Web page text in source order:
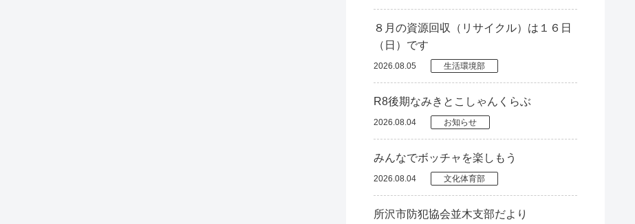
８月の資源回収（リサイクル）は１６日
（日）です
2026.08.05 生活環境部
R8後期なみきとこしゃんくらぶ
2026.08.04 お知らせ
みんなでボッチャを楽しもう
2026.08.04 文化体育部
所沢市防犯協会並木支部だより